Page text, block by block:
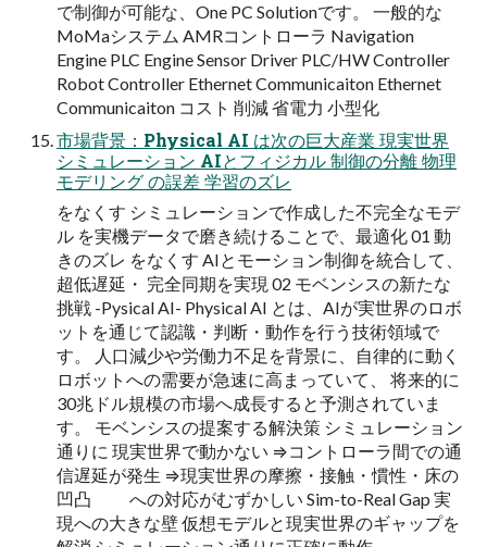
で制御が可能な、One PC Solutionです。 一般的な
MoMaシステム AMRコントローラ Navigation
Engine PLC Engine Sensor Driver PLC/HW Controller
Robot Controller Ethernet Communicaiton Ethernet
Communicaiton コスト 削減 省電力 小型化
市場背景：Physical AI は次の巨大産業 現実世界
シミュレーション AIとフィジカル 制御の分離 物理
モデリング の誤差 学習のズレ
をなくす シミュレーションで作成した不完全なモデ
ル を実機データで磨き続けることで、最適化 01 動
きのズレ をなくす AIとモーション制御を統合して、
超低遅延・ 完全同期を実現 02 モベンシスの新たな
挑戦 -Pysical AI- Physical AI とは、AIが実世界のロボ
ットを通じて認識・判断・動作を行う技術領域で
す。 人口減少や労働力不足を背景に、自律的に動く
ロボットへの需要が急速に高まっていて、 将来的に
30兆ドル規模の市場へ成長すると予測されていま
す。 モベンシスの提案する解決策 シミュレーション
通りに 現実世界で動かない ⇒コントローラ間での通
信遅延が発生 ⇒現実世界の摩擦・接触・慣性・床の
凹凸 への対応がむずかしい Sim-to-Real Gap 実
現への大きな壁 仮想モデルと現実世界のギャップを